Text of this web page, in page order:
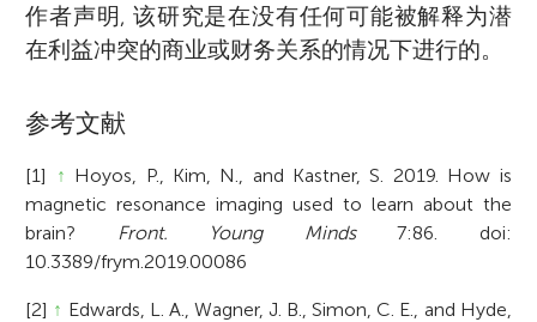
作者声明, 该研究是在没有任何可能被解释为潜
在利益冲突的商业或财务关系的情况下进行的。
参考文献
[1] ↑ Hoyos, P., Kim, N., and Kastner, S. 2019. How is
magnetic resonance imaging used to learn about the
brain?
Front. Young Minds7:86. doi:
10.3389/frym.2019.00086
[2] ↑ Edwards, L. A., Wagner, J. B., Simon, C. E., and Hyde,